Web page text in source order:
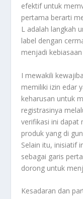
efektif untuk
pertama berarti
L adalah langkah
label dengan
menjadi
I mewakili
memiliki izin edar
keharusan untuk
registrasinya
verifikasi ini dapat
produk yang di
Selain itu, inisiatif
sebagai garis
dorong untuk
Kesadaran dan